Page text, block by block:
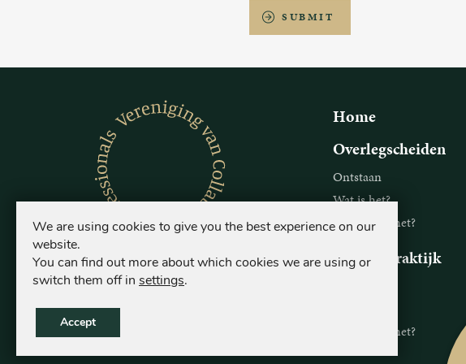
SUBMIT
Home
Overlegscheiden
Ontstaan
Wat is het?
Voor wie is het?
Overlegpraktijk
Voor wie is het?
We are using cookies to give you the best experience on our
website.
You can find out more about which cookies we are using or
switch them off in settings.
Accept